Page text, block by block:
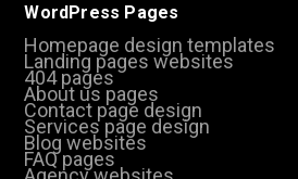
WordPress Pages
Homepage design templates
Landing pages websites
404 pages
About us pages
Contact page design
Services page design
Blog websites
FAQ pages